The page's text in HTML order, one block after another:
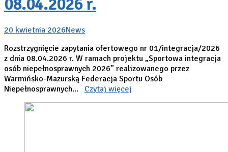
08.04.2026 r.
20 kwietnia 2026News
Rozstrzygnięcie zapytania ofertowego nr 01/integracja/2026
z dnia 08.04.2026 r. W ramach projektu „Sportowa integracja
osób niepełnosprawnych 2026” realizowanego przez
Warmińsko-Mazurską Federacja Sportu Osób
Niepełnosprawnych... Czytaj więcej